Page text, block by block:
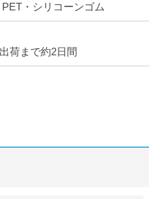
・シリコーンゴム
荷まで約2日間